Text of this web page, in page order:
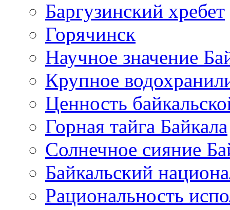
Баргузинский хребет
Горячинск
Научное значение
Крупное
Ценность
Горная тайга Байкала
Солнечное сияние
Байкальский
Рациональность